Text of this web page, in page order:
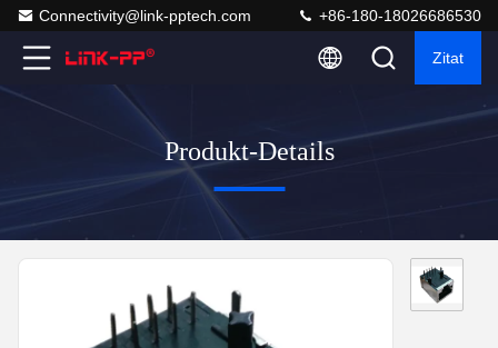
Connectivity@link-pptech.com +86-180-18026686530
Zitat
Produkt-Details